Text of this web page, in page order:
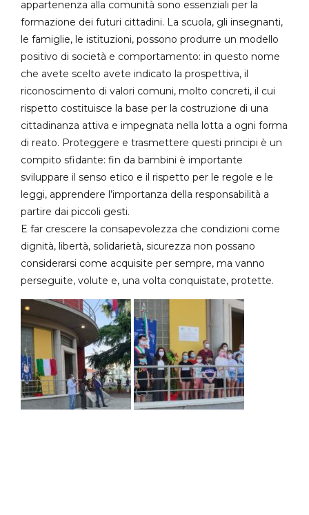
appartenenza alla comunità sono essenziali per la
formazione dei futuri cittadini. La scuola, gli insegnanti,
le famiglie, le istituzioni, possono produrre un modello
positivo di società e comportamento: in questo nome
che avete scelto avete indicato la prospettiva, il
riconoscimento di valori comuni, molto concreti, il cui
rispetto costituisce la base per la costruzione di una
cittadinanza attiva e impegnata nella lotta a ogni forma
di reato. Proteggere e trasmettere questi principi è un
compito sfidante: fin da bambini è importante
sviluppare il senso etico e il rispetto per le regole e le
leggi, apprendere l’importanza della responsabilità a
partire dai piccoli gesti.
E far crescere la consapevolezza che condizioni come
dignità, libertà, solidarietà, sicurezza non possano
considerarsi come acquisite per sempre, ma vanno
perseguite, volute e, una volta conquistate, protette.